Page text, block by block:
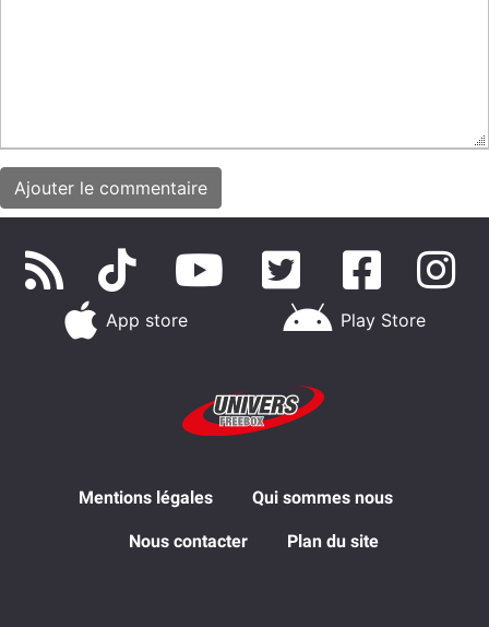
App store Play Store
Mentions légales Qui sommes nous
Nous contacter Plan du site